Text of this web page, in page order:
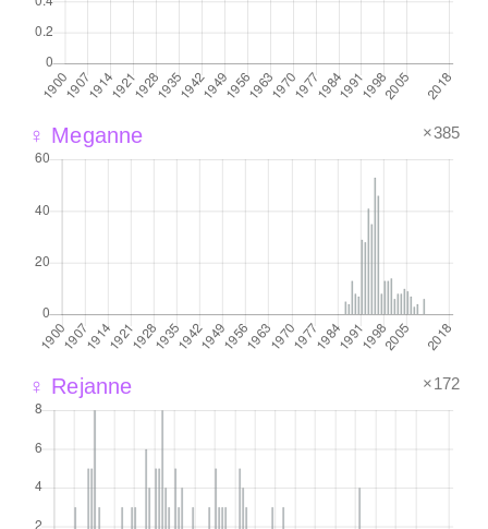
♀ Meganne ×385
♀ Rejanne ×172